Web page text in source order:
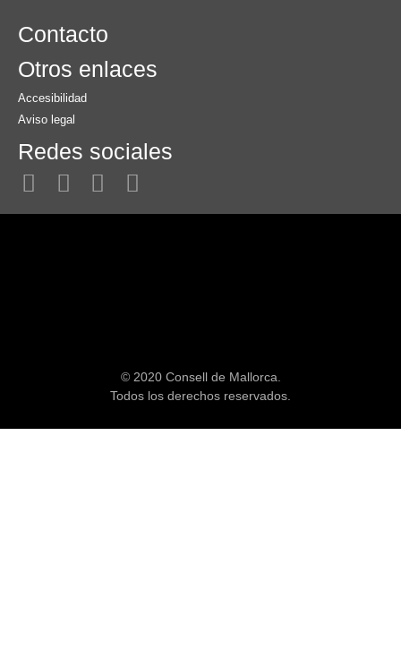
Contacto
Otros enlaces
Accesibilidad
Aviso legal
Redes sociales
© 2020 Consell de Mallorca.
Todos los derechos reservados.